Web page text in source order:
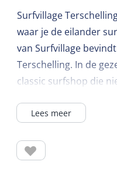
Surfvillage
waar je de eilander
van Surfvillage
Terschelling. In de
classic surfshop die
boekingsspunt voor
Lees meer